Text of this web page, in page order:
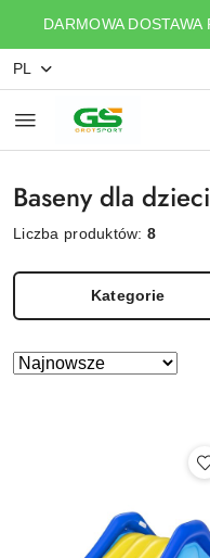
Przejdź do treści
Przejdź do
Przejdź do moje
Przejdź do menu
Przejdź do stopki
DARMOWA
PL
Baseny dla dzieci
Liczba produktów:8
Kategorie
Zastosowano
Sortuj